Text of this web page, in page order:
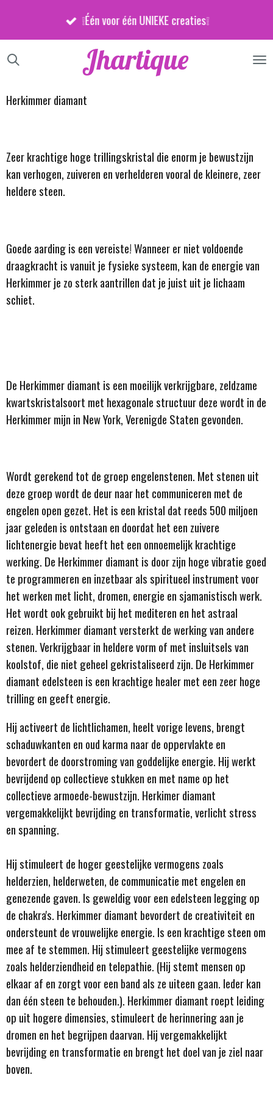
de
Jhartique
❕Één voor één UNIEKE creaties❕
Herkimmer diamant
Zeer krachtige hoge trillingskristal die enorm je bewustzijn
kan verhogen, zuiveren en verhelderen vooral de kleinere, zeer
heldere steen.
Goede aarding is een vereiste! Wanneer er niet voldoende
draagkracht is vanuit je fysieke systeem, kan de energie van
Herkimmer je zo sterk aantrillen dat je juist uit je lichaam
schiet.
De Herkimmer diamant is een moeilijk verkrijgbare, zeldzame
kwartskristalsoort met hexagonale structuur deze wordt in de
Herkimmer mijn in New York, Verenigde Staten gevonden.
Wordt gerekend tot de groep engelenstenen. Met stenen uit
deze groep wordt de deur naar het communiceren met de
engelen open gezet. Het is een kristal dat reeds 500 miljoen
jaar geleden is ontstaan en doordat het een zuivere
lichtenergie bevat heeft het een onnoemelijk krachtige
werking. De Herkimmer diamant is door zijn hoge vibratie goed
te programmeren en inzetbaar als spiritueel instrument voor
het werken met licht, dromen, energie en sjamanistisch werk.
Het wordt ook gebruikt bij het mediteren en het astraal
reizen. Herkimmer diamant versterkt de werking van andere
stenen. Verkrijgbaar in heldere vorm of met insluitsels van
koolstof, die niet geheel gekristaliseerd zijn. De Herkimmer
diamant edelsteen is een krachtige healer met een zeer hoge
trilling en geeft energie.
Hij activeert de lichtlichamen, heelt vorige levens, brengt
schaduwkanten en oud karma naar de oppervlakte en
bevordert de doorstroming van goddelijke energie. Hij werkt
bevrijdend op collectieve stukken en met name op het
collectieve armoede-bewustzijn. Herkimer diamant
vergemakkelijkt bevrijding en transformatie, verlicht stress
en spanning.
Hij stimuleert de hoger geestelijke vermogens zoals
helderzien, helderweten, de communicatie met engelen en
genezende gaven. Is geweldig voor een edelsteen legging op
de chakra's. Herkimmer diamant bevordert de creativiteit en
ondersteunt de vrouwelijke energie. Is een krachtige steen om
mee af te stemmen. Hij stimuleert geestelijke vermogens
zoals helderziendheid en telepathie. (Hij stemt mensen op
elkaar af en zorgt voor een band als ze uiteen gaan. Ieder kan
dan één steen te behouden.). Herkimmer diamant roept leiding
op uit hogere dimensies, stimuleert de herinnering aan je
dromen en het begrijpen daarvan. Hij vergemakkelijkt
bevrijding en transformatie en brengt het doel van je ziel naar
boven.